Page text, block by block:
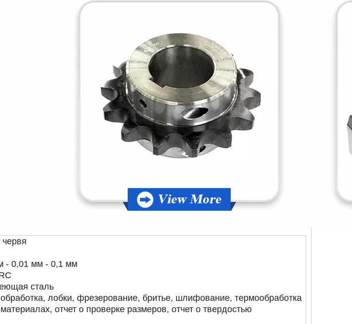
- 0,01 мм - 0,1 мм
сталь
лобки, фрезерование, бритье, шлифование, термообработка
отчет о проверке размеров, отчет о твердостью